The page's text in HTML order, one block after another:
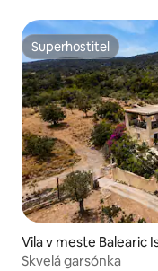
Superhostiteľ
Superhostiteľ
Vila v meste Balearic
Skvelá garsónka